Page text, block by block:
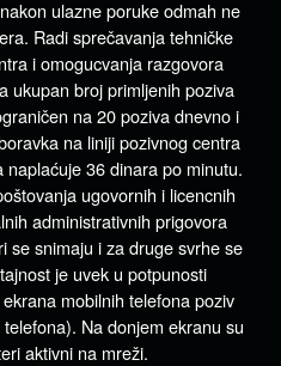
ulazne poruke odmah ne
Radi sprečavanja tehničke
i omogucvanja razgovora
ukupan broj primljenih poziva
na 20 poziva dnevno i
na liniji pozivnog centra
36 dinara po minutu.
ugovornih i licencnih
administrativnih prigovora
se snimaju i za druge svrhe se
je uvek u potpunosti
mobilnih telefona poziv
Na donjem ekranu su
aktivni na mreži.